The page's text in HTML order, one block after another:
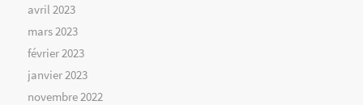
avril 2023
mars 2023
février 2023
janvier 2023
novembre 2022